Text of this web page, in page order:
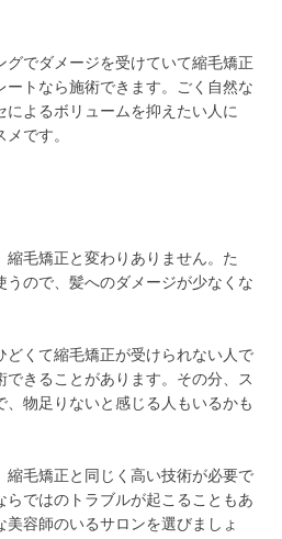
グでダメージを受けていて縮毛矯正
ートなら施術できます。ごく自然な
によるボリュームを抑えたい人に
です。
毛矯正と変わりありません。た
うので、髪へのダメージが少なくな
どくて縮毛矯正が受けられない人で
できることがあります。その分、ス
、物足りないと感じる人もいるかも
縮毛矯正と同じく高い技術が必要で
らではのトラブルが起こることもあ
容師のいるサロンを選びましょ